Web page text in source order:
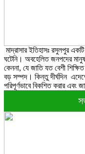
মাদ্রাসার ইতিহাসঃ রসুলপুর
ঘটেনি। অবহেলিত জনপদের
কেননা, যে জাতি যত বেশী
বড় সম্পদ। কিন্তু দীর্ঘদিন
পরিপূর্ণভাবে বিকশিত করার এবং